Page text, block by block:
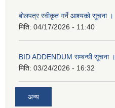
बोलपत्र स्वीकृत गर्ने आश्यको सूचना ।
मिति: 04/17/2026 - 11:40
BID ADDENDUM सम्बन्धी सूचना ।
मिति: 03/24/2026 - 16:32
अन्य